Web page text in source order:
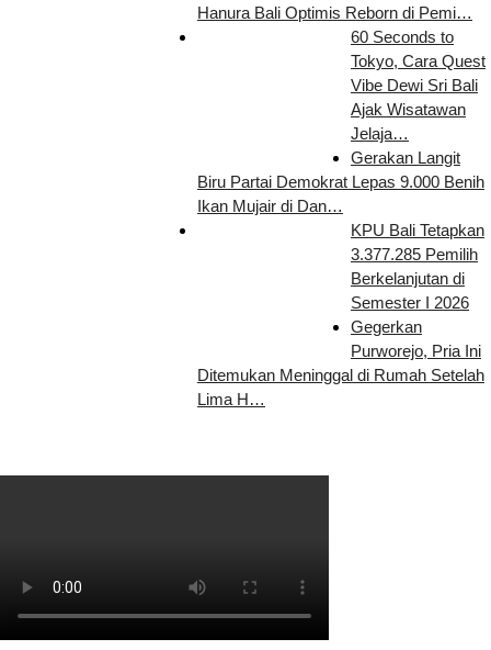
Hanura Bali Optimis Reborn di Pemi…
60 Seconds to
Tokyo, Cara Quest
Vibe Dewi Sri Bali
Ajak Wisatawan
Jelaja…
Gerakan Langit
Biru Partai Demokrat Lepas 9.000 Benih
Ikan Mujair di Dan…
KPU Bali Tetapkan
3.377.285 Pemilih
Berkelanjutan di
Semester I 2026
Gegerkan
Purworejo, Pria Ini
Ditemukan Meninggal di Rumah Setelah
Lima H…